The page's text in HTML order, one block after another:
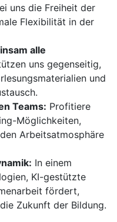
uns die Freiheit der
Flexibilität in der
alle
uns gegenseitig,
und
Teams: Profitiere
Möglichkeiten,
Arbeitsatmosphäre
In einem
KI-gestützte
fördert,
Zukunft der Bildung.